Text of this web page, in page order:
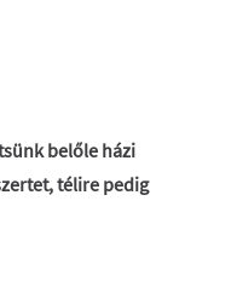
belőle házi
télire pedig